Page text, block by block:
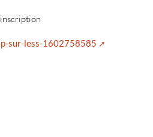
sur-less-1602758585